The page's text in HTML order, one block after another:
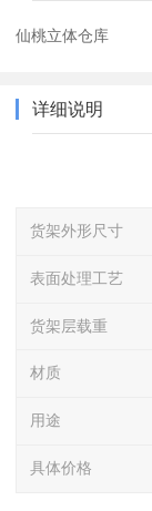
仙桃立体仓库
详细说明
货架外形尺寸
表面处理工艺
货架层载重
材质
用途
具体价格